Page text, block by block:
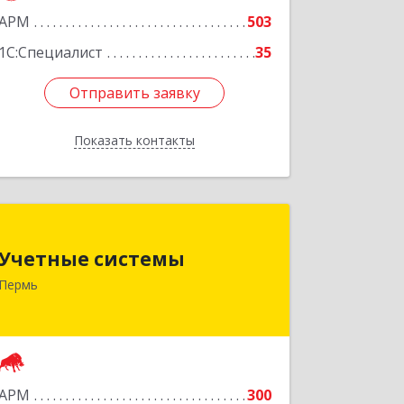
503
1С:Специалист
35
Отправить заявку
Показать контакты
Отправить заявку
Назад
системы
Пермь
300
Подробнее